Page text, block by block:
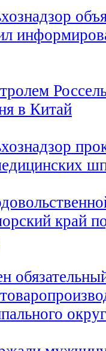
в Китай
край